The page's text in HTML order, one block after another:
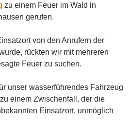
zu einem Feuer im Wald in
gerufen.
von den Anrufern der
rückten wir mit mehreren
Feuer zu suchen.
unser wasserführendes Fahrzeug
einem Zwischenfall, der die
Einsatzort, unmöglich